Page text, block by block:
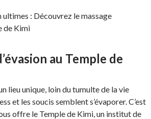
: Découvrez le massage
de Kimi
au Temple de
lieu unique, loin du tumulte de la vie
et les soucis semblent s’évaporer. C’est
offre le Temple de Kimi, un institut de